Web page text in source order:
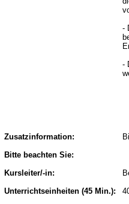
-
-
Zusatzinformation:
Bitte beachten Sie:
Kursleiter/-in:
Unterrichtseinheiten (45 Min.):